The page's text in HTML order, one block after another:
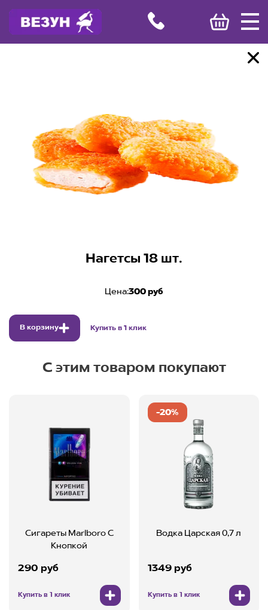
Нагетсы 18 шт.
Цена:300 руб
В корзину Купить в 1 клик
С этим товаром покупают
Сигареты Marlboro С
Кнопкой
290 руб
Купить в 1 клик
-20%
Водка Царская 0,7 л
1349 руб
Купить в 1 клик